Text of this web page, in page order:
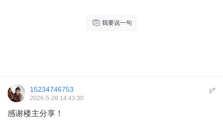
我要说一句
8#
15234746753
2026-5-26 14:43:30
感谢楼主分享！